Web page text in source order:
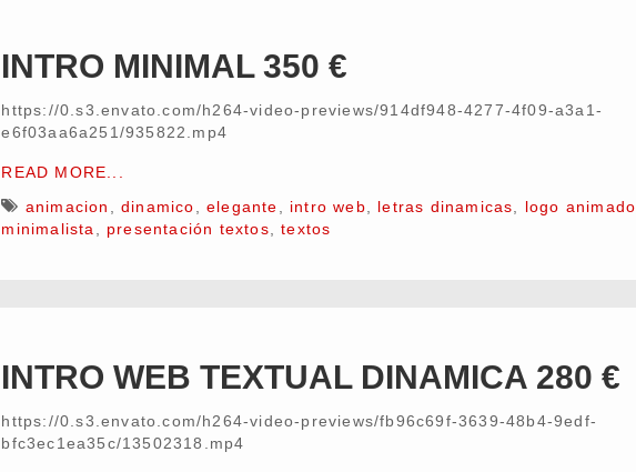
INTRO MINIMAL 350 €
https://0.s3.envato.com/h264-video-previews/914df948-4277-4f09-a3a1-
e6f03aa6a251/935822.mp4
READ MORE...
animacion
dinamico ,elegante intro web letras dinamicas logo animado
minimalista
presentación textos ,textos
INTRO WEB TEXTUAL DINAMICA 280 €
https://0.s3.envato.com/h264-video-previews/fb96c69f-3639-48b4-9edf-
bfc3ec1ea35c/13502318.mp4